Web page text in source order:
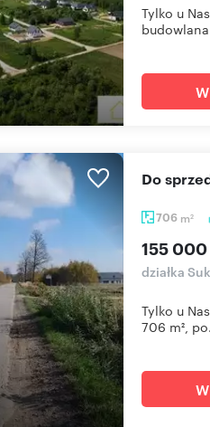
Tylko u
706 m2
Do
155 000
działka
Tylko u
706 m²,